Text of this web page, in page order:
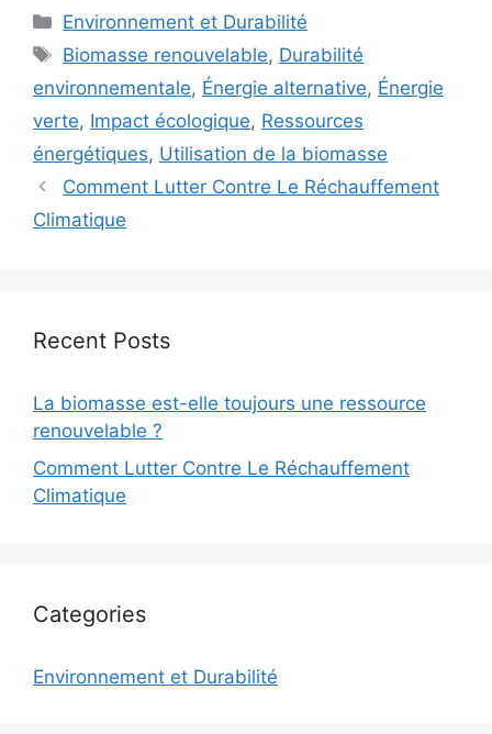
Categories
Environnement et Durabilité
Tags
Biomasse renouvelable, Durabilité
environnementale, Énergie alternative, Énergie
verte, Impact écologique, Ressources
énergétiques, Utilisation de la biomasse
Comment Lutter Contre Le Réchauffement
Climatique
Recent Posts
La biomasse est-elle toujours une ressource
renouvelable ?
Comment Lutter Contre Le Réchauffement
Climatique
Categories
Environnement et Durabilité